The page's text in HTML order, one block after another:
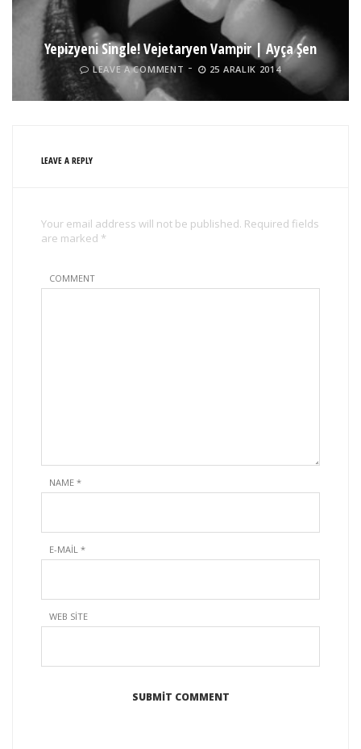
Yepizyeni Single! Vejetaryen Vampir | Ayça Şen
LEAVE A COMMENT 25 ARALIK 2014
LEAVE A REPLY
Your email address will not be published. Required fields
are marked *
COMMENT
NAME *
E-MAIL *
WEB SITE